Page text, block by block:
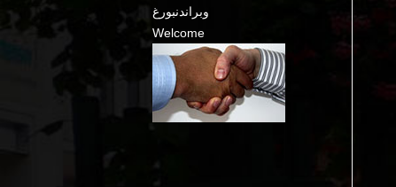
وبراندنبورغ
Welcome